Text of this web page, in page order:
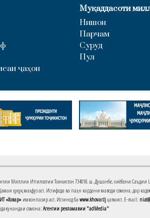
ҷаҳон
Муқаддасоти
Нишон
Парчам
Суруд
Пул
Миллии Иттилоотии Тоҷикистон 734018. ш. Душанбе, хиёбони Саъдии
ҳуқуқ маҳфуз аст. Истифода ва паҳн кардани маводи сомона, дар
«Ховар» имконпазир аст. Истинод ба www.khovar.tjҳатмист. E-mail:
сомона:Агентии рекламавии "adMedia"